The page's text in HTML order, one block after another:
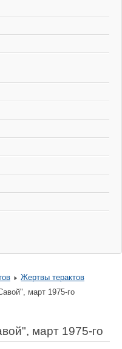
Жертвы терактов
март 1975-го
март 1975-го